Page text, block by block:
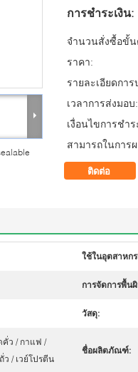
การชำระเงิน:
จำนวนสั่งซื้อขั้น
ราคา:
รายละเอียดการ
เวลาการส่งมอบ:
เงื่อนไขการชำร
สามารถในการ
ติดต่อ
ใช้ในอุตสาหก
การจัดการพื้น
วัสดุ:
คั่ว / กาแฟ /
ว / เวย์โปรตีน
ชื่อผลิตภัณฑ์: